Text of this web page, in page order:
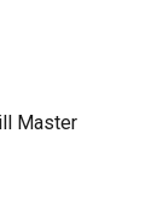
Master